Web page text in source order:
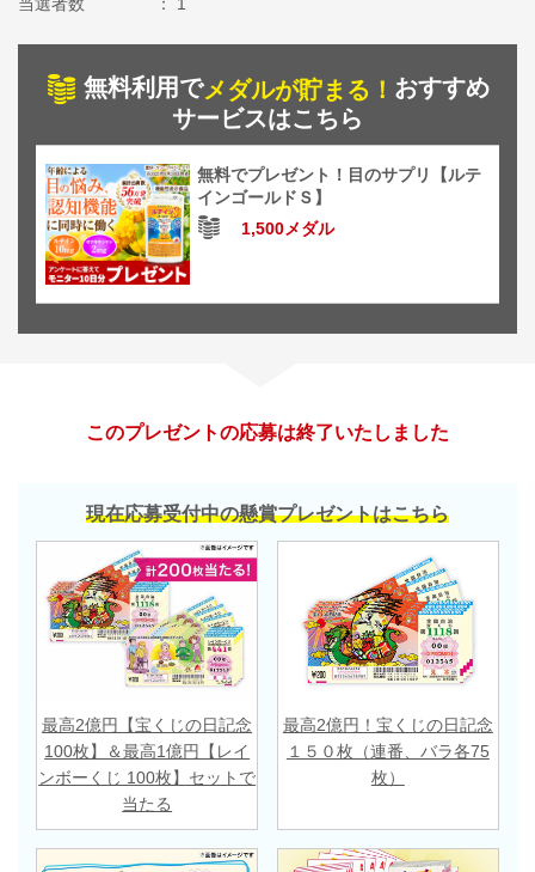
当選者数
1
無料利用でメダルが貯まる！ おすすめ
サービスはこちら
無料でプレゼント！目のサプリ【ルテ
インゴールドＳ】
1,500メダル
このプレゼントの応募は終了いたしました
現在応募受付中の懸賞プレゼントはこちら
最高2億円【宝くじの日記念
100枚】＆最高1億円【レイ
ンボーくじ 100枚】セットで
当たる
最高2億円！宝くじの日記念
１５０枚（連番、バラ各75
枚）